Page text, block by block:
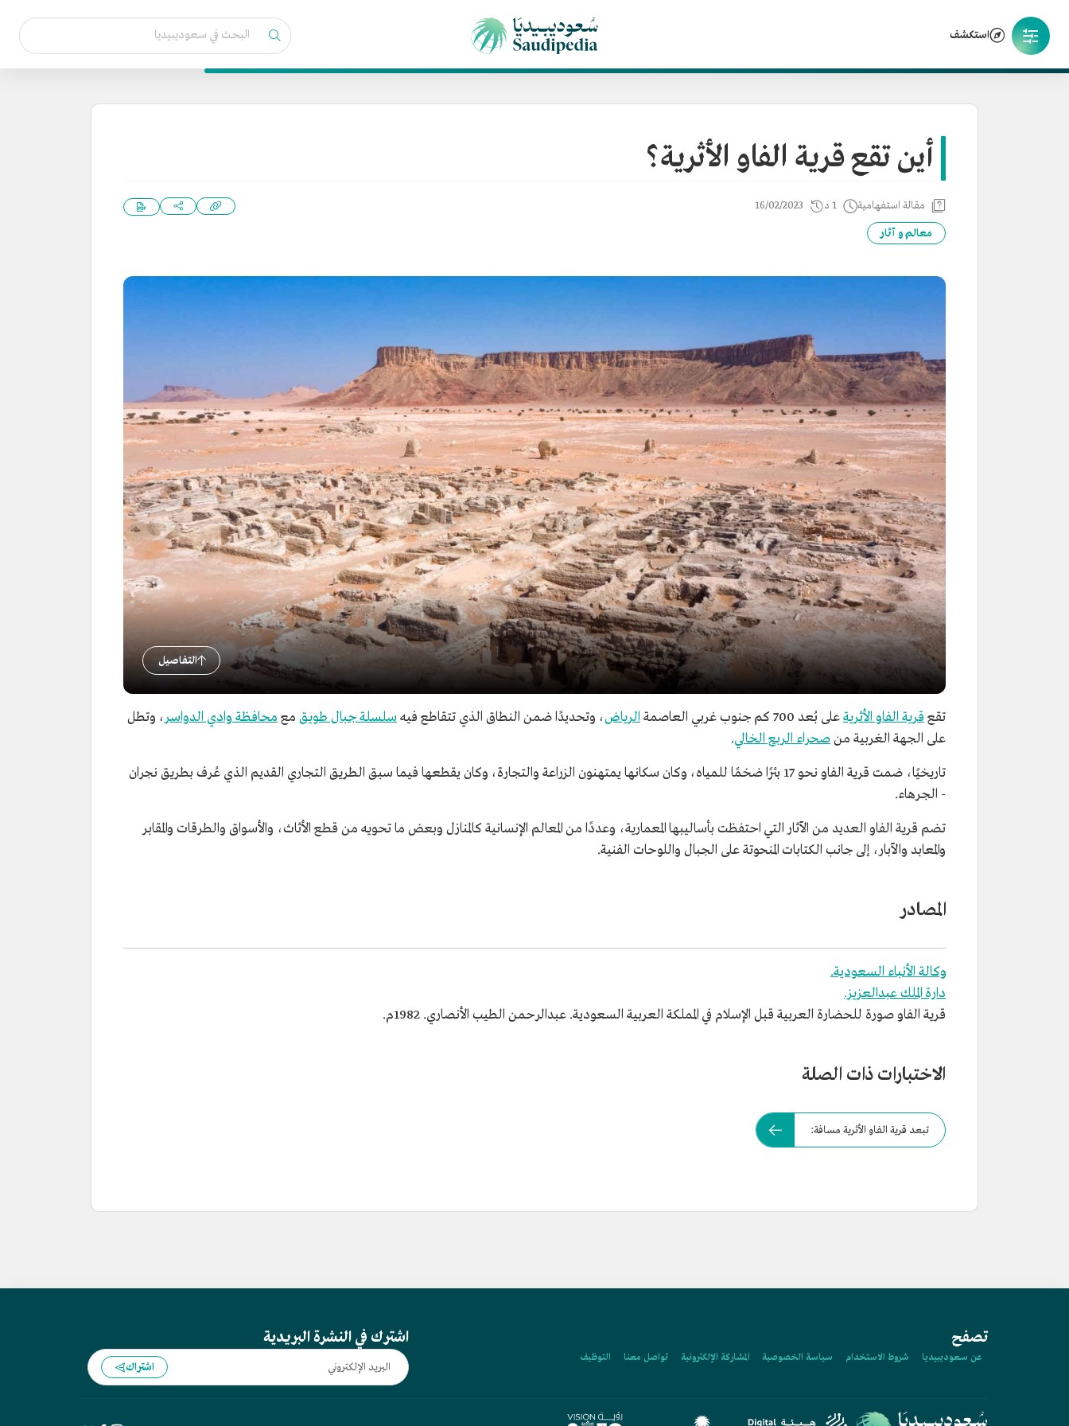
استكشف
أين تقع قرية الفاو الأثرية؟
مقالة استفهامية 1 د 16/02/2023
معالم و آثار
التفاصيل
تقع قرية الفاو الأثريةعلى بُعد 700 كم جنوب غربي العاصمة الرياض، وتحديدًا ضمن النطاق الذي تتقاطع فيه سلسلة جبال طويق مع محافظة وادي الدواسر، وتطل
على الجهة الغربية منصحراء الربع الخالي.
تاريخيًا، ضمت قرية الفاو نحو 17 بئرًا ضخمًا للمياه، وكان سكانها يمتهنون الزراعة والتجارة، وكان يقطعها فيما سبق الطريق التجاري القديم الذي عُرف بطريق نجران
- الجرهاء.
تضم قرية الفاو العديد من الآثار التي احتفظت بأساليبها المعمارية، وعددًا من المعالم الإنسانية كالمنازل وبعض ما تحويه من قطع الأثاث، والأسواق والطرقات والمقابر
والمعابد والآبار، إلى جانب الكتابات المنحوتة على الجبال واللوحات الفنية.
المصادر
وكالة الأنباء السعودية.
دارة الملك عبدالعزيز.
قرية الفاو صورة للحضارة العربية قبل الإسلام في المملكة العربية السعودية. عبدالرحمن الطيب الأنصاري. 1982م.
الاختبارات ذات الصلة
تبعد قرية الفاو الأثرية مسافة:
تصفح
عن سعوديبيديا شروط الاستخدام سياسة الخصوصية المشاركة الإلكترونية تواصل معنا التوظيف
اشترك في النشرة البريدية
اشتراك